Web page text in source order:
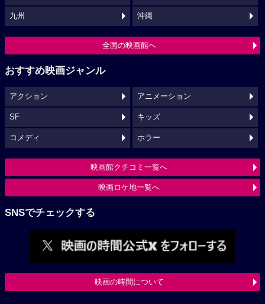
九州 沖縄
全国の映画館へ
おすすめ映画ジャンル
アクション アニメーション
SF キッズ
コメディ ホラー
映画館クチコミ一覧へ
映画ロケ地一覧へ
SNSでチェックする
映画の時間について